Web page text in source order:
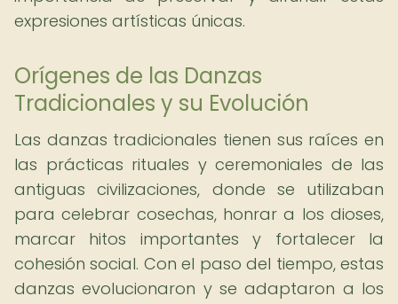
expresiones artísticas únicas.
Orígenes de las Danzas
Tradicionales y su Evolución
Las danzas tradicionales tienen sus raíces en
las prácticas rituales y ceremoniales de las
antiguas civilizaciones, donde se utilizaban
para celebrar cosechas, honrar a los dioses,
marcar hitos importantes y fortalecer la
cohesión social. Con el paso del tiempo, estas
danzas evolucionaron y se adaptaron a los